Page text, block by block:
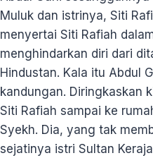
Muluk dan istrinya, Siti
menyertai Siti Rafiah
menghindarkan diri dari
Hindustan. Kala itu Abdul
kandungan. Diringkaskan
Siti Rafiah sampai ke
Syekh. Dia, yang tak
sejatinya istri Sultan